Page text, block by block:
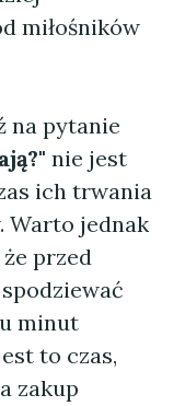
miłośników
na pytanie
nie jest
ich trwania
Warto jednak
przed
minut
to czas,
zakup